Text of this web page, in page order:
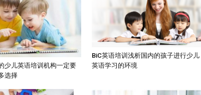
少儿英语培训机构一定要
选择
BiC英语培训浅析国内的孩子进行少儿
英语学习的环境